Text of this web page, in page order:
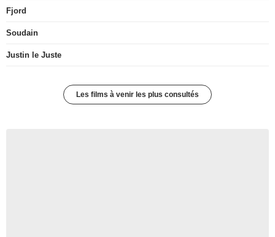
Fjord
Soudain
Justin le Juste
Les films à venir les plus consultés